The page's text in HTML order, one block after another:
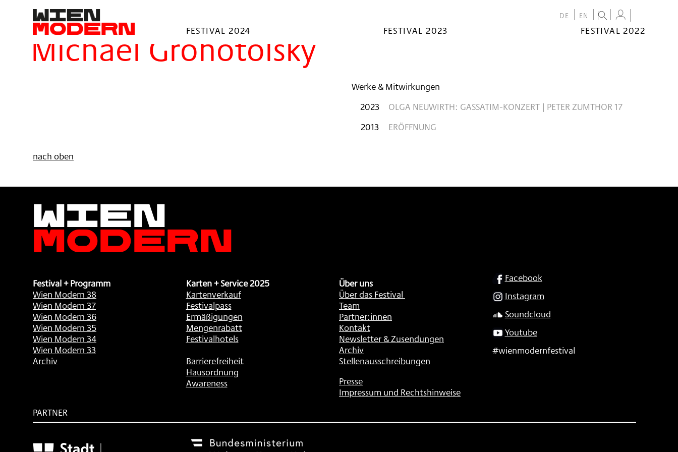
springen
DE EN
FESTIVAL 2024 FESTIVAL 2023
FESTIVAL 2022
Filter
Michael Grohotolsky
Werke & Mitwirkungen
2023
OLGA NEUWIRTH: GASSATIM-KONZERT | PETER ZUMTHOR 17
2013
ERÖFFNUNG
nach oben
Wien
Modern
Festival + Programm
Wien Modern 38
Wien Modern 37
Wien Modern 36
Wien Modern 35
Wien Modern 34
Wien Modern 33
Archiv
Karten + Service 2025
Kartenverkauf
Festivalpass
Ermäßigungen
Mengenrabatt
Festivalhotels
Barrierefreiheit
Hausordnung
Awareness
Über uns
Über das Festival
Team
Partner:innen
Kontakt
Newsletter & Zusendungen
Archiv
Stellenausschreibungen
Presse
Impressum und Rechtshinweise
SOCIAL
Facebook
Instagram
Soundcloud
Youtube
#wienmodernfestival
PARTNER